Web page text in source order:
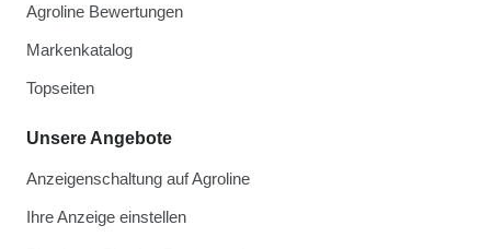
Agroline Bewertungen
Markenkatalog
Topseiten
Unsere Angebote
Anzeigenschaltung auf Agroline
Ihre Anzeige einstellen